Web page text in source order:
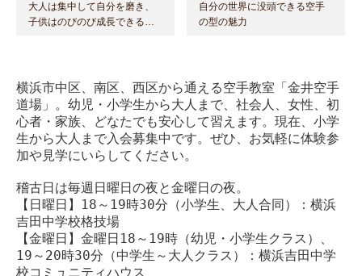
大人は集中して自分を磨き、
子供はのびのび成長できる…
自分の世界に没頭できる空手
の型の魅力
横浜市中区、南区、西区から通える空手教室「金井空手
道場」。幼児・小学生から大人まで、社会人、女性、初
心者・家族、どなたでも安心して習えます。現在、小学
生から大人まで入会募集中です。ぜひ、お気軽に体験参
加や見学にいらしてください。
稽古日は毎週日曜日の夜と金曜日の夜。
【日曜日】18～19時30分（小学生、大人合同）：横浜
吉田中学校格技場
【金曜日】金曜日18～19時（幼児・小学生クラス）、
19～20時30分（中学生～大人クラス）：横浜吉田中学
校コミュニティハウス